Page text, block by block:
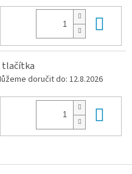
tlačítka
doručit do: 12.8.2026